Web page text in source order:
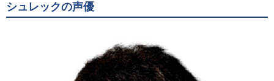
シュレックの声優